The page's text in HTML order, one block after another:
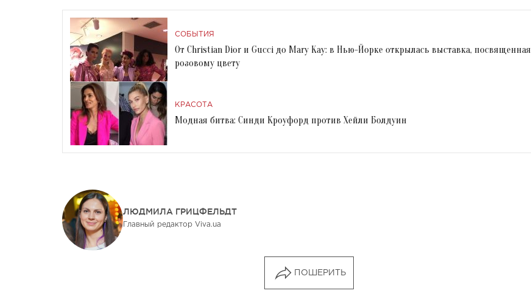
СОБЫТИЯ
От Christian Dior и Gucci до Mary Kay: в Нью-Йорке открылась выставка, посвященная
розовому цвету
КРАСОТА
Модная битва: Синди Кроуфорд против Хейли Болдуин
ЛЮДМИЛА ГРИЦФЕЛЬДТ
Главный редактор Viva.ua
ПОШЕРИТЬ